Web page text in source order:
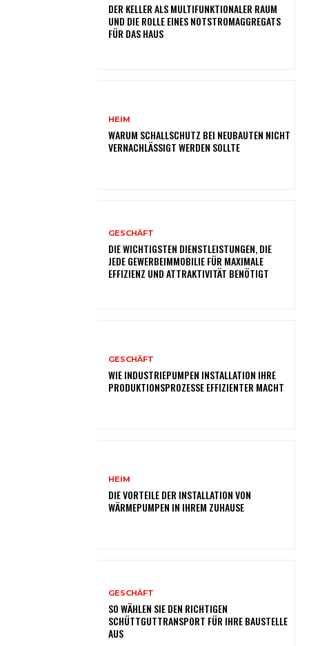
DER KELLER ALS MULTIFUNKTIONALER RAUM
UND DIE ROLLE EINES NOTSTROMAGGREGATS
FÜR DAS HAUS
HEIM
WARUM SCHALLSCHUTZ BEI NEUBAUTEN NICHT
VERNACHLÄSSIGT WERDEN SOLLTE
GESCHÄFT
DIE WICHTIGSTEN DIENSTLEISTUNGEN, DIE
JEDE GEWERBEIMMOBILIE FÜR MAXIMALE
EFFIZIENZ UND ATTRAKTIVITÄT BENÖTIGT
GESCHÄFT
WIE INDUSTRIEPUMPEN INSTALLATION IHRE
PRODUKTIONSPROZESSE EFFIZIENTER MACHT
HEIM
DIE VORTEILE DER INSTALLATION VON
WÄRMEPUMPEN IN IHREM ZUHAUSE
GESCHÄFT
SO WÄHLEN SIE DEN RICHTIGEN
SCHÜTTGUTTRANSPORT FÜR IHRE BAUSTELLE
AUS